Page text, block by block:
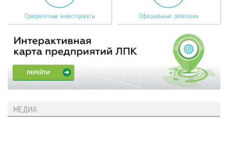
Приоритетные инвестпроекты Официальные делегации
МЕДИА